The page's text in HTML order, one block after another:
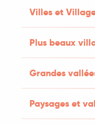
Villes et
Plus beaux
Grandes
Paysages et